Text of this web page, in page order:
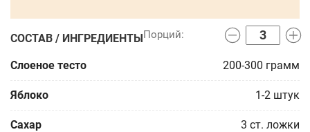
СОСТАВ / ИНГРЕДИЕНТЫ
Слоеное тесто 200-300 грамм
Яблоко 1-2 штук
Сахар 3 ст. ложки